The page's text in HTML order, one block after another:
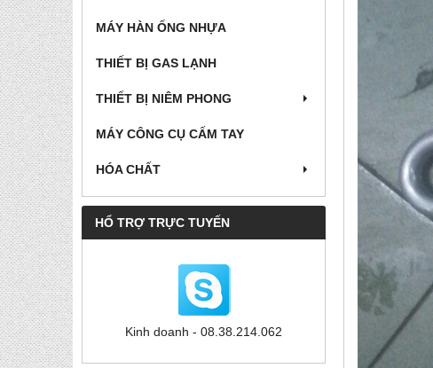
MÁY HÀN ỐNG NHỰA
THIẾT BỊ GAS LẠNH
THIẾT BỊ NIÊM PHONG
MÁY CÔNG CỤ CẤM TAY
HÓA CHẤT
HỔ TRỢ TRỰC TUYẾN
Kinh doanh - 08.38.214.062